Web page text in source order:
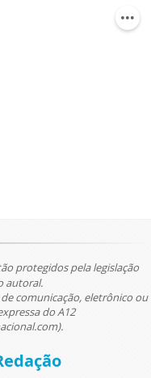
protegidos pela legislação
autoral.
comunicação, eletrônico ou
do A12